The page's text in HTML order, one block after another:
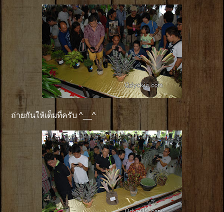
ถ่ายกันให้เต็มที่ครับ ^__^